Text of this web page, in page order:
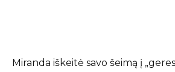
Miranda iškeitė savo šeimą į